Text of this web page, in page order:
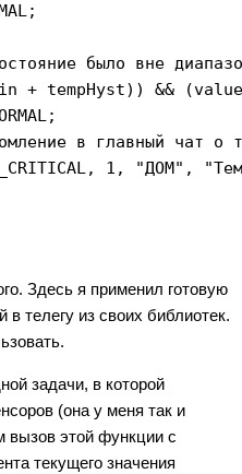
было вне
+ tempHyst)) &&
в главный чат о
1, "ДОМ",
Здесь я применил готовую
телегу из своих библиотек.
задачи, в которой
(она у меня так и
вызов этой функции с
текущего значения